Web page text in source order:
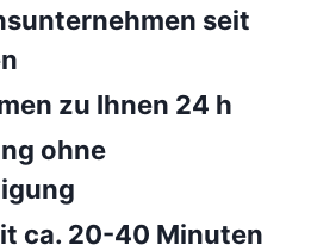
seit
zu Ihnen 24 h
ohne
ca. 20-40 Minuten